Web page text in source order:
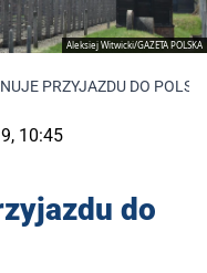
Aleksiej Witwicki/GAZETA POLSKA
PRZYJAZDU DO POLSKI
10:45
do